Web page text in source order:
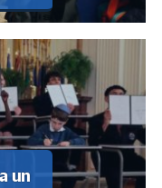
un